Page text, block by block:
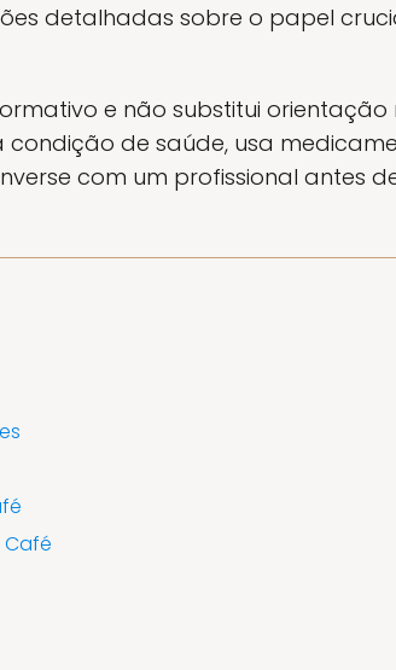
detalhadas sobre o papel
e não substitui orientação
de saúde, usa
com um profissional antes
Café